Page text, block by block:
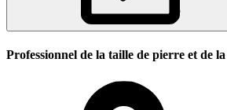
Professionnel de la taille de pierre et de